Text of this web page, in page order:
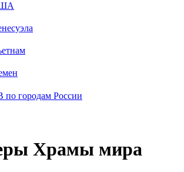
городам России
Храмы мира